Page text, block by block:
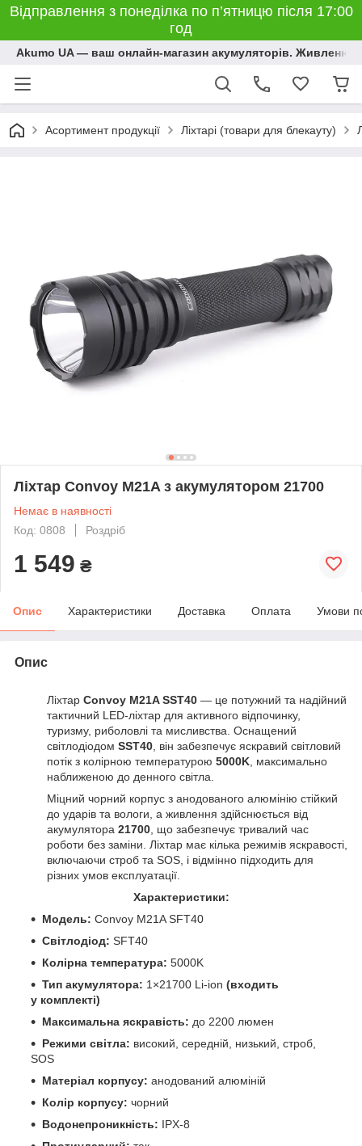
Відправлення з понеділка по п’ятницю після 17:00
год
Akumo UA — ваш онлайн-магазин акумуляторів. Живлення,
Асортимент продукції Ліхтарі (товари для блекауту)
Ліхтар Convoy M21A з акумулятором 21700
Немає в наявності
Код: 0808
Роздріб
1 549 ₴
Опис Характеристики Доставка Оплата Умови
Опис
Ліхтар Convoy M21A SST40 — це потужний та надійний
тактичний LED-ліхтар для активного відпочинку,
туризму, риболовлі та мисливства. Оснащений
світлодіодом SST40 , він забезпечує яскравий світловий
потік з колірною температурою 5000K , максимально
наближеною до денного світла.
Міцний чорний корпус з анодованого алюмінію стійкий
до ударів та вологи, а живлення здійснюється від
акумулятора 21700 , що забезпечує тривалий час
роботи без заміни. Ліхтар має кілька режимів яскравості,
включаючи строб та SOS, і відмінно підходить для
різних умов експлуатації.
Характеристики:
Модель: Convoy M21A SFT40
Світлодіод: SFT40
Колірна температура: 5000K
Тип акумулятора: 1×21700 Li-ion (входить
у комплекті)
Максимальна яскравість: до 2200 люмен
Режими світла: високий, середній, низький, строб,
SOS
Матеріал корпусу: анодований алюміній
Колір корпусу: чорний
Водонепроникність: IPX-8